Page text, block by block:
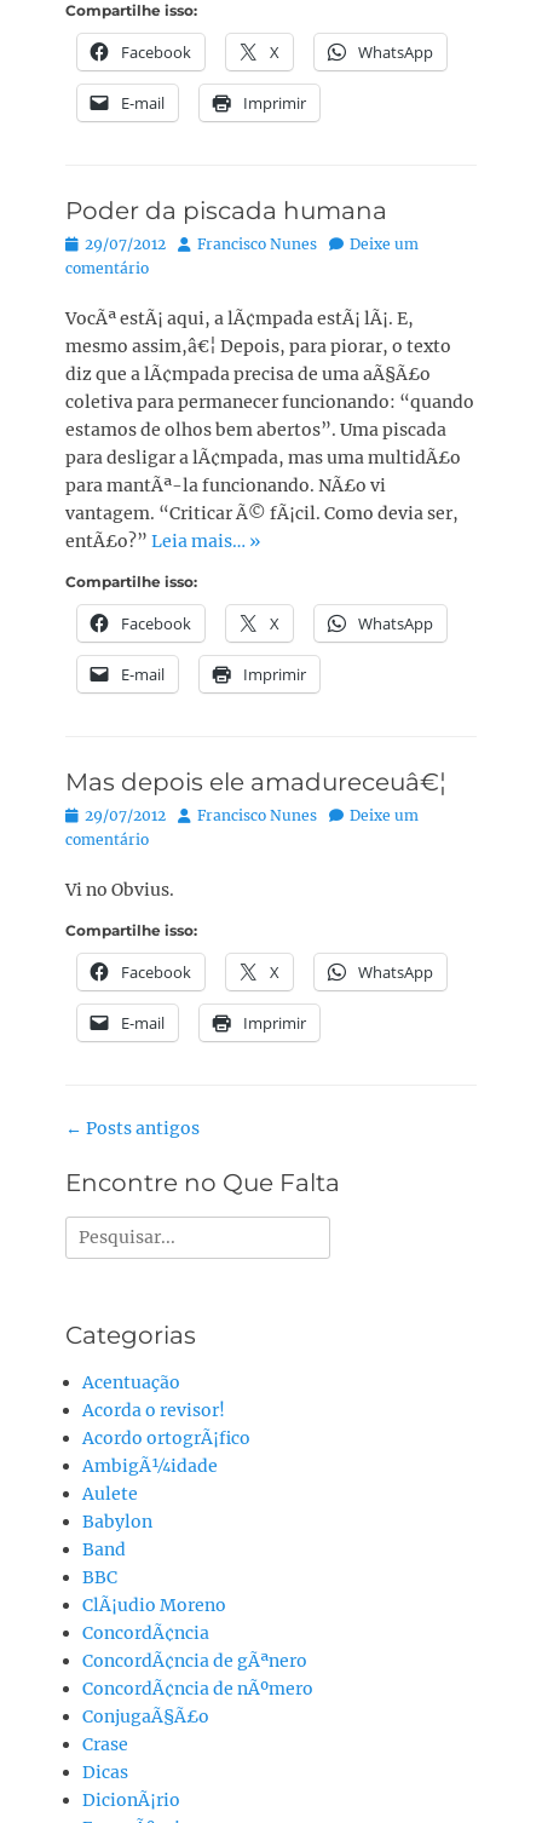
Compartilhe isso:
Facebook X WhatsApp
E-mail Imprimir
Poder da piscada humana
Posted
on
29/07/2012 Autor:
Francisco Nunes
Deixe um
comentário
VocÃª estÃ¡ aqui, a lÃ¢mpada estÃ¡ lÃ¡. E,
mesmo assim,â€¦ Depois, para piorar, o texto
diz que a lÃ¢mpada precisa de uma aÃ§Ã£o
coletiva para permanecer funcionando: “quando
estamos de olhos bem abertos”. Uma piscada
para desligar a lÃ¢mpada, mas uma multidÃ£o
para mantÃª-la funcionando. NÃ£o vi
vantagem. “Criticar Ã© fÃ¡cil. Como devia ser,
entÃ£o?” Leia mais… »
Compartilhe isso:
Facebook X WhatsApp
E-mail Imprimir
Mas depois ele amadureceuâ€¦
Posted
on
29/07/2012 Autor:
Francisco Nunes
Deixe um
comentário
Vi no Obvius.
Compartilhe isso:
Facebook X WhatsApp
E-mail Imprimir
Navegação
post
← Posts antigos
Encontre no Que Falta
Pesquisar
por:
Categorias
Acentuação
Acorda o revisor!
Acordo ortogrÃ¡fico
AmbigÃ¼idade
Aulete
Babylon
Band
BBC
ClÃ¡udio Moreno
ConcordÃ¢ncia
ConcordÃ¢ncia de gÃªnero
ConcordÃ¢ncia de nÃºmero
ConjugaÃ§Ã£o
Crase
Dicas
DicionÃ¡rio